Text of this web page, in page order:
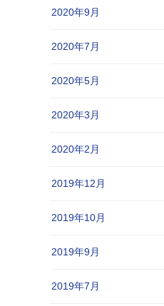
2020年9月
2020年7月
2020年5月
2020年3月
2020年2月
2019年12月
2019年10月
2019年9月
2019年7月